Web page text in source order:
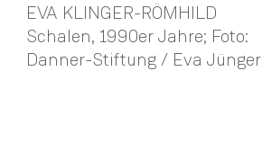
EVA KLINGER-RÖMHILD
Schalen, 1990er Jahre; Foto:
Danner-Stiftung / Eva Jünger